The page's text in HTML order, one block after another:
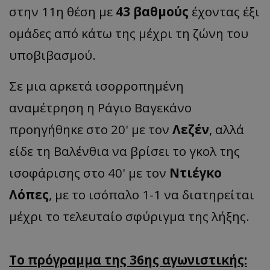
στην 11η θέση με 43 βαθμούς έχοντας έξι
ομάδες από κάτω της μέχρι τη ζώνη του
υποβιβασμού.
Σε μια αρκετά ισορροπημένη
αναμέτρηση η Ράγιο Βαγεκάνο
προηγήθηκε στο 20' με τον Λεζέν, αλλά
είδε τη Βαλένθια να βρίσει το γκολ της
ισοφάρισης στο 40' με τον Ντιέγκο
Λόπες, με το ισόπαλο 1-1 να διατηρείται
μέχρι το τελευταίο σφύριγμα της λήξης.
Το πρόγραμμα της 36ης αγωνιστικής: